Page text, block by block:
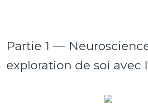
Partie 1 —
exploration de soi avec